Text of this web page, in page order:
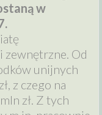
w
Od
unijnych
z czego na
zł. Z tych